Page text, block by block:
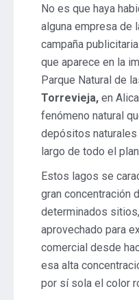
No es que haya
alguna empresa de
campaña
que aparece en la
Parque Natural de
Torrevieja, en
fenómeno natural
depósitos
largo de todo el
Estos lagos se
gran concentración
determinados
aprovechado para
comercial desde
esa alta
por sí sola el color